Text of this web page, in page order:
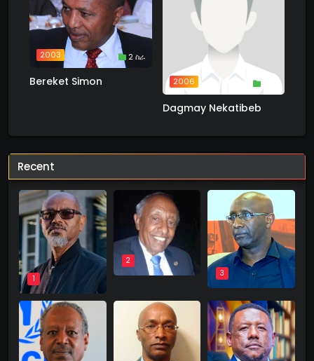
2003 2 ስራ
Bereket Simon 2006
Dagmay Nekatibeb
Recent
1
2
3